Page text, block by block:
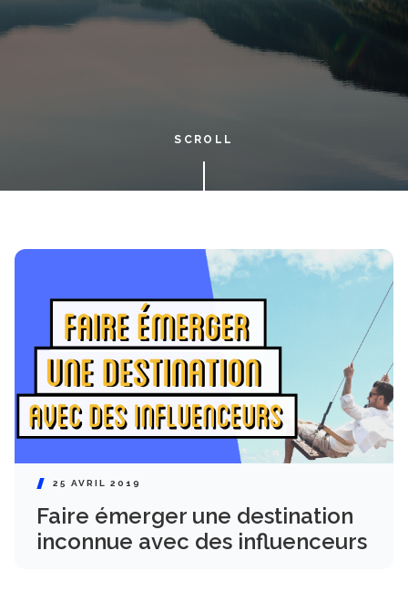
SCROLL
25 AVRIL 2019
Faire émerger une destination
inconnue avec des influenceurs